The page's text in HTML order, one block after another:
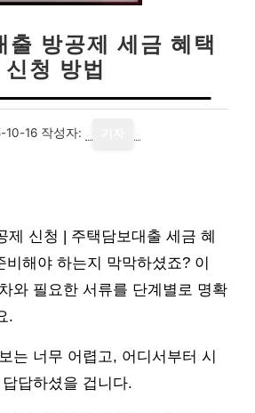
출 방공제 세금 혜택
신청 방법
10-16 작성자:
제 신청 | 주택담보대출 세금 혜
비해야 하는지 막막하셨죠? 이
와 필요한 서류를 단계별로 명확
.
는 너무 어렵고, 어디서부터 시
답하셨을 겁니다.